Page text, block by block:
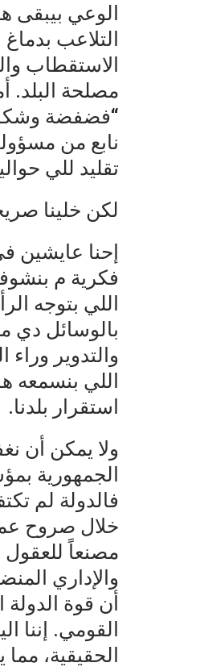
الوعي بيبقى
التلاعب
الاستقطاب
مصلحة البلد.
“فضفضة
نابع من
تقليد للي
لكن خلينا
إحنا عايشين
فكرية م
اللي بتوجه
بالوسائل دي
والتدوير
اللي بنسمعه
استقرار بلدنا.
ولا يمكن أن
الجمهورية
فالدولة لم
خلال صروح
مصنعاً للعقول
والإداري
أن قوة
القومي. إننا
الحقيقية،